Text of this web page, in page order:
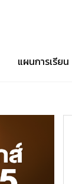
แผนการเรียน